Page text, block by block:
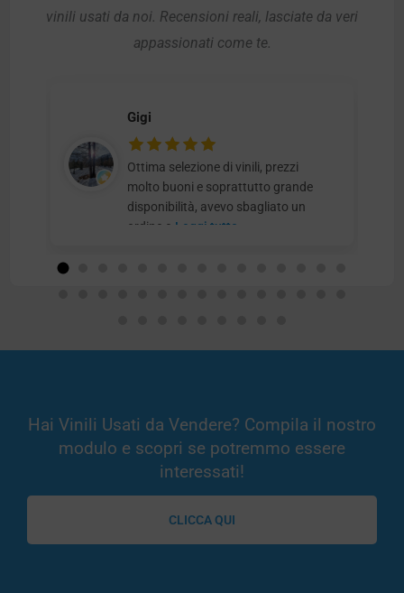
vinili usati da noi. Recensioni reali, lasciate da veri
appassionati come te.
Gigi
Ottima selezione di vinili, prezzi
molto buoni e soprattutto grande
disponibilità, avevo sbagliato un
ordine e Leggi tutto
Hai Vinili Usati da Vendere? Compila il nostro
modulo e scopri se potremmo essere
interessati!
CLICCA QUI